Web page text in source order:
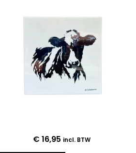
€ 16,95 incl. BTW